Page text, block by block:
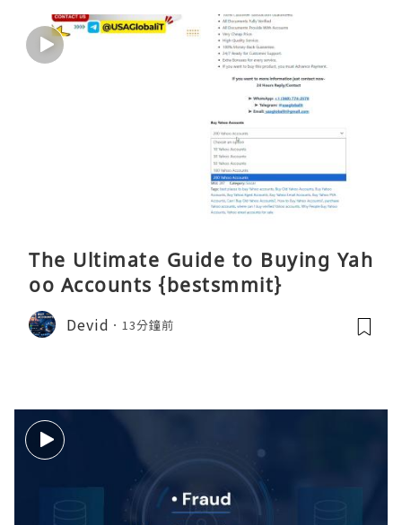
The Ultimate Guide to Buying Yah
oo Accounts {bestsmmit}
Devid 13分鐘前